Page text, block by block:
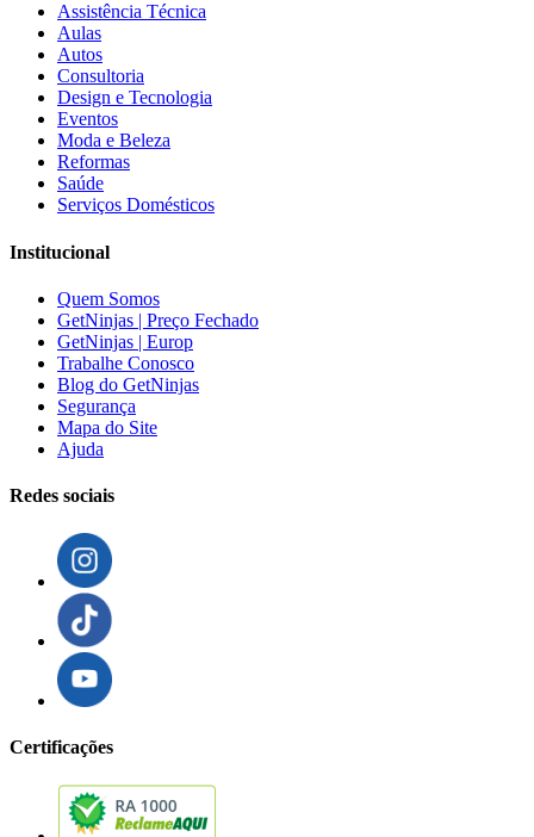
Assistência Técnica
Aulas
Autos
Consultoria
Design e Tecnologia
Eventos
Moda e Beleza
Reformas
Saúde
Serviços Domésticos
Institucional
Quem Somos
GetNinjas | Preço Fechado
GetNinjas | Europ
Trabalhe Conosco
Blog do GetNinjas
Segurança
Mapa do Site
Ajuda
Redes sociais
Certificações